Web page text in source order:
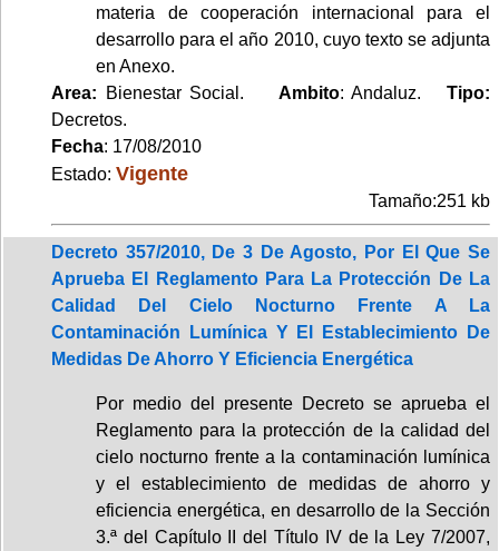
materia de cooperación internacional para el
desarrollo para el año 2010, cuyo texto se adjunta
en Anexo.
Area: Bienestar Social. Ambito: Andaluz.Tipo:
Decretos.
Fecha: 17/08/2010
Estado: Vigente
Tamaño:251 kb
Decreto 357/2010, De 3 De Agosto, Por El Que Se
Aprueba El Reglamento Para La Protección De La
Calidad Del Cielo Nocturno Frente A La
Contaminación Lumínica Y El Establecimiento De
Medidas De Ahorro Y Eficiencia Energética
Por medio del presente Decreto se aprueba el
Reglamento para la protección de la calidad del
cielo nocturno frente a la contaminación lumínica
y el establecimiento de medidas de ahorro y
eficiencia energética, en desarrollo de la Sección
3.ª del Capítulo II del Título IV de la Ley 7/2007,